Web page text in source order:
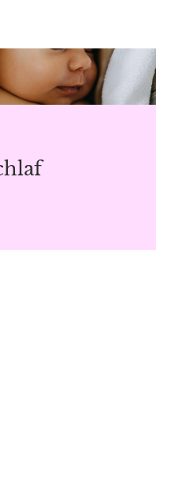
agency stock.adobe.com